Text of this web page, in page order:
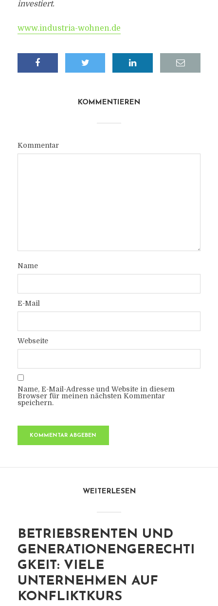
investiert.
www.industria-wohnen.de
KOMMENTIEREN
Kommentar
Name
E-Mail
Webseite
Name, E-Mail-Adresse und Website in diesem
Browser für meinen nächsten Kommentar
speichern.
WEITERLESEN
BETRIEBSRENTEN UND
GENERATIONENGERECHTI
GKEIT: VIELE
UNTERNEHMEN AUF
KONFLIKTKURS